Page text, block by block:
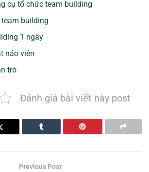
cụ tổ chức team building
team building
1 ngày
náo viên
trò
Đánh giá bài viết này post
Previous Post